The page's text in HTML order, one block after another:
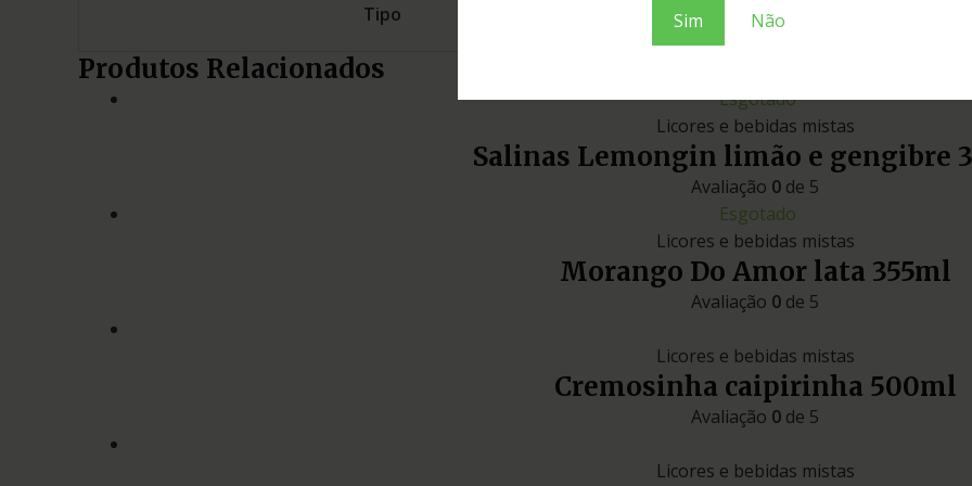
Sim Não
Tipo
Produtos Relacionados
Esgotado
Licores e bebidas mistas
Salinas Lemongin limão e gengibre
Avaliação 0 de 5
Esgotado
Licores e bebidas mistas
Morango Do Amor lata 355ml
Avaliação 0 de 5
Licores e bebidas mistas
Cremosinha caipirinha 500ml
Avaliação 0 de 5
Licores e bebidas mistas